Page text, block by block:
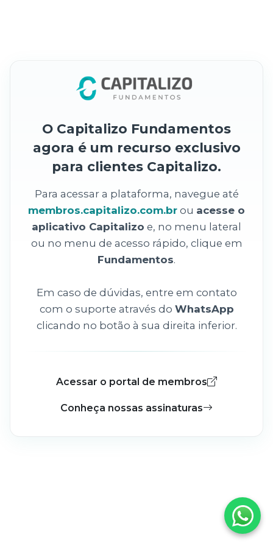
O Capitalizo Fundamentos
agora é um recurso exclusivo
para clientes Capitalizo.
Para acessar a plataforma, navegue até
membros.capitalizo.com.br ou acesse o
aplicativo Capitalizo e, no menu lateral
ou no menu de acesso rápido, clique em
Fundamentos.
Em caso de dúvidas, entre em contato
com o suporte através do WhatsApp
clicando no botão à sua direita inferior.
Acessar o portal de membros
Conheça nossas assinaturas